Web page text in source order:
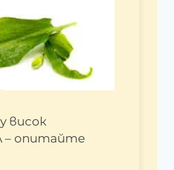
висок
– опитайте